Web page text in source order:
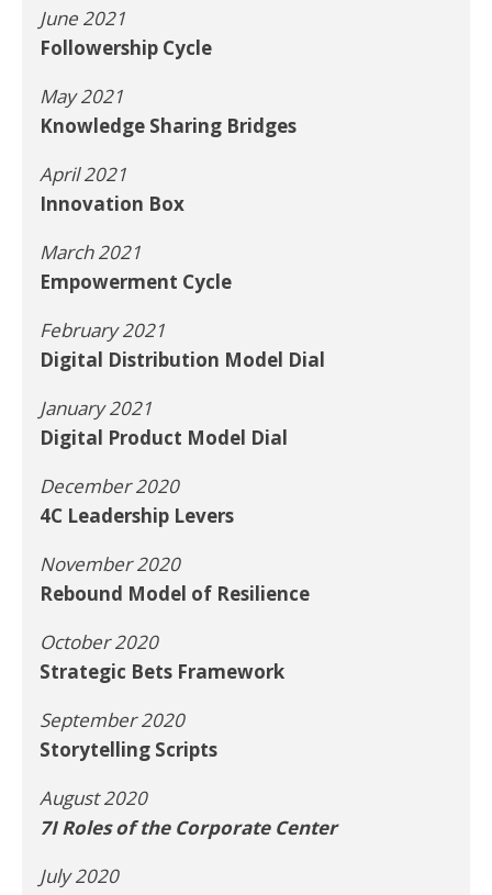
June 2021
Followership Cycle
May 2021
Knowledge Sharing Bridges
April 2021
Innovation Box
March 2021
Empowerment Cycle
February 2021
Digital Distribution Model Dial
January 2021
Digital Product Model Dial
December 2020
4C Leadership Levers
November 2020
Rebound Model of Resilience
October 2020
Strategic Bets Framework
September 2020
Storytelling Scripts
August 2020
7I Roles of the Corporate Center
July 2020